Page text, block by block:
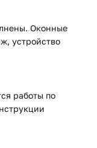
Оконные
устройство
работы по